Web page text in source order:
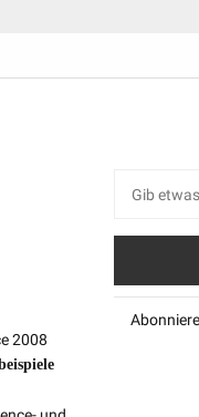
2008
nach: